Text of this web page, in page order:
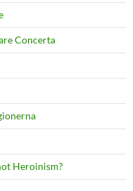
Concerta
Heroinism?